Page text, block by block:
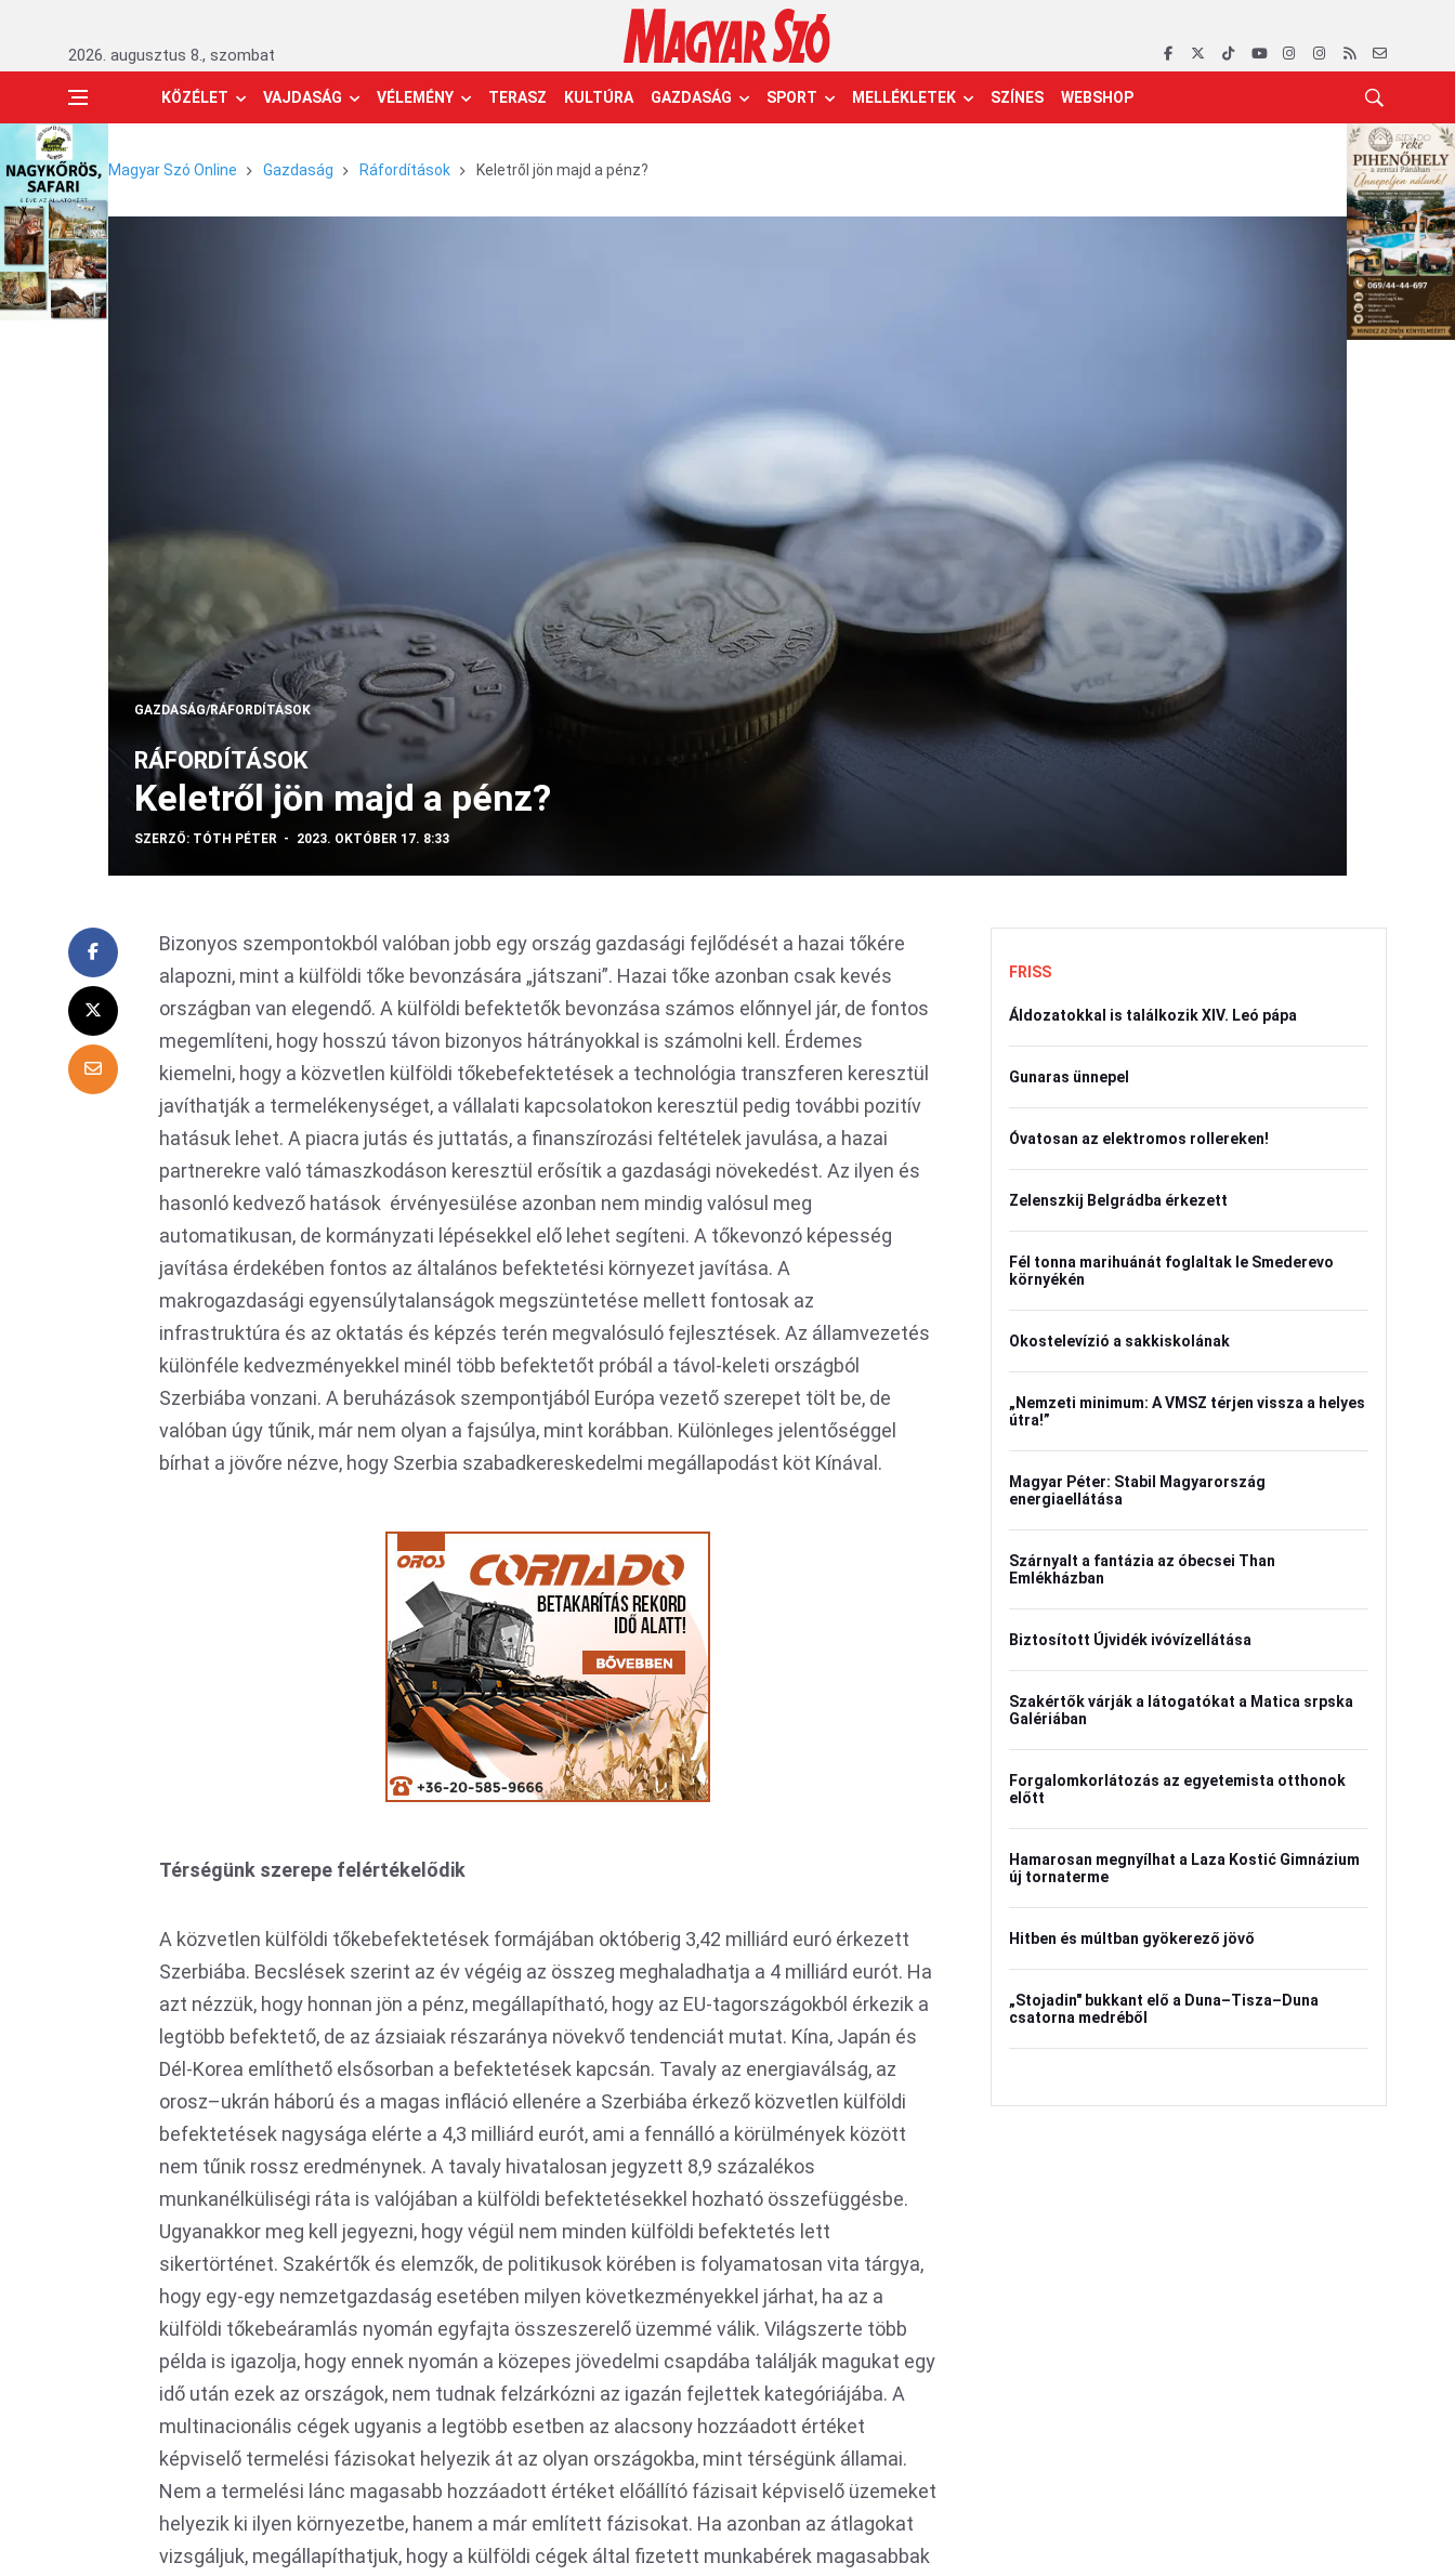
2026. augusztus 8., szombat
KÖZÉLET VAJDASÁG VÉLEMÉNY TERASZ KULTÚRA GAZDASÁG SPORT MELLÉKLETEK SZÍNES WEBSHOP
Magyar Szó Online Gazdaság Ráfordítások Keletről jön majd a pénz?
GAZDASÁG/RÁFORDÍTÁSOK
RÁFORDÍTÁSOK
Keletről jön majd a pénz?
SZERZŐ: TÓTH PÉTER 2023. OKTÓBER 17. 8:33
Bizonyos szempontokból valóban jobb egy ország gazdasági fejlődését a hazai tőkére
alapozni, mint a külföldi tőke bevonzására „játszani”. Hazai tőke azonban csak kevés
országban van elegendő. A külföldi befektetők bevonzása számos előnnyel jár, de fontos
megemlíteni, hogy hosszú távon bizonyos hátrányokkal is számolni kell. Érdemes
kiemelni, hogy a közvetlen külföldi tőkebefektetések a technológia transzferen keresztül
javíthatják a termelékenységet, a vállalati kapcsolatokon keresztül pedig további pozitív
hatásuk lehet. A piacra jutás és juttatás, a finanszírozási feltételek javulása, a hazai
partnerekre való támaszkodáson keresztül erősítik a gazdasági növekedést. Az ilyen és
hasonló kedvező hatások érvényesülése azonban nem mindig valósul meg
automatikusan, de kormányzati lépésekkel elő lehet segíteni. A tőkevonzó képesség
javítása érdekében fontos az általános befektetési környezet javítása. A
makrogazdasági egyensúlytalanságok megszüntetése mellett fontosak az
infrastruktúra és az oktatás és képzés terén megvalósuló fejlesztések. Az államvezetés
különféle kedvezményekkel minél több befektetőt próbál a távol-keleti országból
Szerbiába vonzani. A beruházások szempontjából Európa vezető szerepet tölt be, de
valóban úgy tűnik, már nem olyan a fajsúlya, mint korábban. Különleges jelentőséggel
bírhat a jövőre nézve, hogy Szerbia szabadkereskedelmi megállapodást köt Kínával.
Térségünk szerepe felértékelődik
A közvetlen külföldi tőkebefektetések formájában októberig 3,42 milliárd euró érkezett
Szerbiába. Becslések szerint az év végéig az összeg meghaladhatja a 4 milliárd eurót. Ha
azt nézzük, hogy honnan jön a pénz, megállapítható, hogy az EU-tagországokból érkezik a
legtöbb befektető, de az ázsiaiak részaránya növekvő tendenciát mutat. Kína, Japán és
Dél-Korea említhető elsősorban a befektetések kapcsán. Tavaly az energiaválság, az
orosz–ukrán háború és a magas infláció ellenére a Szerbiába érkező közvetlen külföldi
befektetések nagysága elérte a 4,3 milliárd eurót, ami a fennálló a körülmények között
nem tűnik rossz eredménynek. A tavaly hivatalosan jegyzett 8,9 százalékos
munkanélküliségi ráta is valójában a külföldi befektetésekkel hozható összefüggésbe.
Ugyanakkor meg kell jegyezni, hogy végül nem minden külföldi befektetés lett
sikertörténet. Szakértők és elemzők, de politikusok körében is folyamatosan vita tárgya,
hogy egy-egy nemzetgazdaság esetében milyen következményekkel járhat, ha az a
külföldi tőkebeáramlás nyomán egyfajta összeszerelő üzemmé válik. Világszerte több
példa is igazolja, hogy ennek nyomán a közepes jövedelmi csapdába találják magukat egy
idő után ezek az országok, nem tudnak felzárkózni az igazán fejlettek kategóriájába. A
multinacionális cégek ugyanis a legtöbb esetben az alacsony hozzáadott értéket
képviselő termelési fázisokat helyezik át az olyan országokba, mint térségünk államai.
Nem a termelési lánc magasabb hozzáadott értéket előállító fázisait képviselő üzemeket
helyezik ki ilyen környezetbe, hanem a már említett fázisokat. Ha azonban az átlagokat
vizsgáljuk, megállapíthatjuk, hogy a külföldi cégek által fizetett munkabérek magasabbak
FRISS
Áldozatokkal is találkozik XIV. Leó pápa
Gunaras ünnepel
Óvatosan az elektromos rollereken!
Zelenszkij Belgrádba érkezett
Fél tonna marihuánát foglaltak le Smederevo
környékén
Okostelevízió a sakkiskolának
„Nemzeti minimum: A VMSZ térjen vissza a helyes
útra!”
Magyar Péter: Stabil Magyarország
energiaellátása
Szárnyalt a fantázia az óbecsei Than
Emlékházban
Biztosított Újvidék ivóvízellátása
Szakértők várják a látogatókat a Matica srpska
Galériában
Forgalomkorlátozás az egyetemista otthonok
előtt
Hamarosan megnyílhat a Laza Kostić Gimnázium
új tornaterme
Hitben és múltban gyökerező jövő
„Stojadin" bukkant elő a Duna–Tisza–Duna
csatorna medréből